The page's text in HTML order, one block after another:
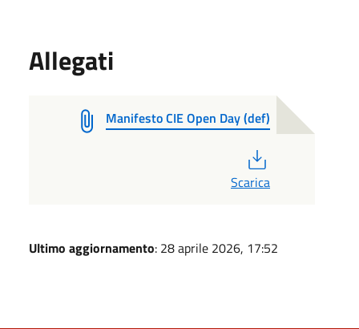
Allegati
Manifesto CIE Open Day (def)
Scarica
Ultimo aggiornamento: 28 aprile 2026, 17:52